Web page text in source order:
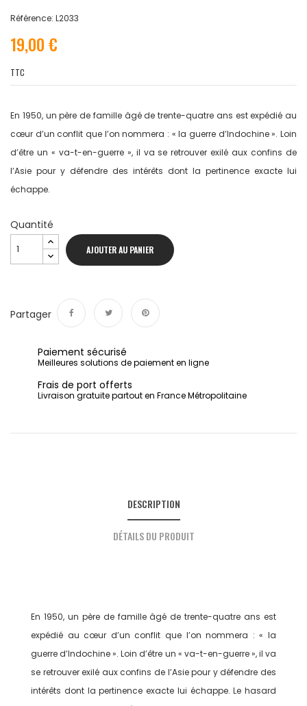
Référence: L2033
19,00 €
TTC
En 1950, un père de famille âgé de trente-quatre ans est expédié au
cœur d’un conflit que l’on nommera : « la guerre d’Indochine ». Loin
d’être un « va-t-en-guerre », il va se retrouver exilé aux confins de
l’Asie pour y défendre des intérêts dont la pertinence exacte lui
échappe.
Quantité
AJOUTER AU PANIER
Partager
Paiement sécurisé
Meilleures solutions de paiement en ligne
Frais de port offerts
Livraison gratuite partout en France Métropolitaine
DESCRIPTION
DÉTAILS DU PRODUIT
En 1950, un père de famille âgé de trente-quatre ans est
expédié au cœur d’un conflit que l’on nommera : « la
guerre d’Indochine ». Loin d’être un « va-t-en-guerre », il va
se retrouver exilé aux confins de l’Asie pour y défendre des
intérêts dont la pertinence exacte lui échappe. Le hasard